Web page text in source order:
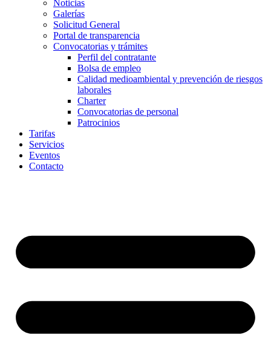
Noticias
Galerías
Solicitud General
Portal de transparencia
Convocatorias y trámites
Perfil del contratante
Bolsa de empleo
Calidad medioambiental y prevención de riesgos
laborales
Charter
Convocatorias de personal
Patrocinios
Tarifas
Servicios
Eventos
Contacto